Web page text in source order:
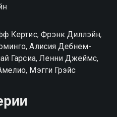
Кертис, Фрэнк Диллэйн,
Алисия Дебнем-
Гарсиа, Ленни Джеймс,
Мэгги Грэйс